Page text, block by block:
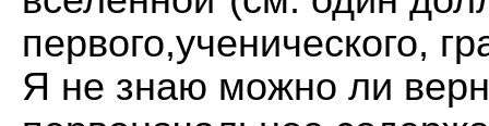
первого,ученического,
Я не знаю можно ли